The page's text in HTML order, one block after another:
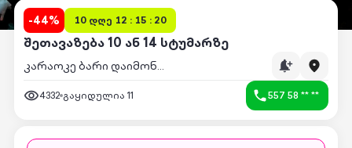
-44% 10 დღე 12 : 15 : 20
შეთავაზება 10 ან 14 სტუმარზე
კარაოკე ბარი დაიმონდი
4332 გაყიდულია 11 557 58 ** **